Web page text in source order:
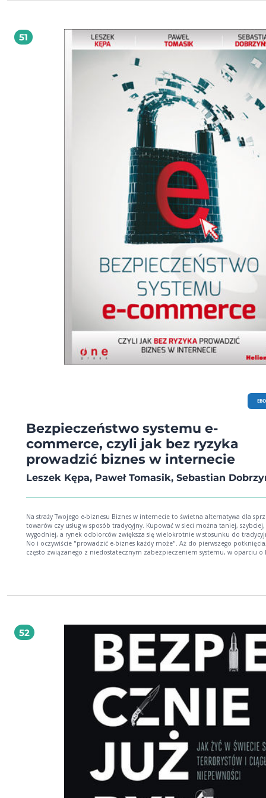
do wyboru identyczne z jego punktu widzenia oferty dwóch konkurencyjnych
wybierze tę, która bardziej do niego przemówi. Nagrodzi zakupem
szczerze i otwarcie rozpocznie dialog, a także z pokorą wysłucha opinii o sobie
Książka, którą trzymasz w ręku, stanowi świetny początek dialogu, jaki
rynkiem. Autor w niezobowiązujący i dowcipny sposób przedstawia praktyczne
spojrzenie na zmieniające się relacje firm z konsumentami. Przekonaj się, że
społecznościowe są przyszłością marketingu, a nie tylko przelotną modą.
zestaw konkretnych informacji oraz przykładów z życia, dzięki którym nie tylko
dowiesz się, co się sprawdza (a co nie), lecz również jakie podejmować
obszarze marketingu szeptanego i społecznościowego. Wirusowe materiały
opracowane na zlecenie jego klientów zostały wyświetlone ponad 60
wygenerowały bardzo duże przychody. Stratten pojawia się w takich serwisach,
Mashable.com i CNN.com. Piszą o nim "Wall Street Journal", "USA Today" oraz
"FastCompany". Prowadzi wykłady i doradza na całym świecie w zakresie
skuteczniejszych metod budowania przez firmy relacji z ich bieżącymi oraz
potencjalnymi klientami z wykorzystaniem mediów społecznościowych czy
marketingu wirusowego… oraz starej dobrej sztuki rozmawiania. [WSTAW IMIĘ]
napisał przełomowe dzieło dla [WSTAW NAZWĘ BRANŻY]. Rzuć wszystko i
tę książkę!słynny autor, który nie przeczytał tej książki Ten autor zapłacił 8 tysięcy
dolarów za udział w moim programie pisania bestsellerów. Niniejsza recenzja
element wykupionego pakietu usług. Oto onaautor bestsellerów, który napisał
recenzje wszystkich książek biznesowych dostępnych na rynku W tej książce znajdziesz
naprawdę dużo słów dyrektor generalny firmy z listy Fortune 500, który znalazł się na
To najlepsza książka biznesowa na świecie, oprócz mojejautor, który pisze
tylko recenzentom jego książek Nie wierz każdej recenzji, którą czytasz!
51
Bezpieczeństwo systemu e-
commerce, czyli jak bez ryzyka
prowadzić biznes w internecie
Leszek Kępa, Paweł Tomasik, Sebastian
Na straży Twojego e-biznesu Biznes w internecie to świetna alternatywa dla sprzedaży
towarów czy usług w sposób tradycyjny. Kupować w sieci można taniej, szybciej,
wygodniej, a rynek odbiorców zwiększa się wielokrotnie w stosunku do
No i oczywiście "prowadzić e-biznes każdy może". Aż do pierwszego
często związanego z niedostatecznym zabezpieczeniem systemu, w oparciu o
będzie dostarczony, tym szybciej zacznie przynosić firmie zyski. Materia
czy analityków rozumie prawne aspekty prowadzenia przedsiębiorstwa e-
W książce Bezpieczeństwo systemu e-commerce znajdziesz przede wszystkim
informacje o mechanizmach prewencyjnych, czyli możliwych sposobach
zabezpieczania systemu. Poznasz także wymogi prawne obowiązujące osoby
handlujące przez internet. Autorzy rozpatrują je od strony aplikacji e-
także szerzej (opisują m.in. kwestię zapisów w regulaminie sklepu
naciskiem na aspekty praktyczne, pomocna przy projektowaniu rozwiązań na
małych i średnich przedsiębiorców. dr Stefan Szyszko, polski i unijny ekspert w
dziedzinie ochrony informacji, ze szczególnym uwzględnieniem ochrony
osobowych w sektorze ubezpieczeniowym Informacje zawarte w tym opracowaniu
mogą przydać się przedsiębiorcom zamierzającym wejść ze swoją ofertą w
rozwiązań internetowych lub zmieniającym sposób świadczenia usług. Mogą
się też administratorom wdrażającym i eksploatującym systemy e commerce
służyć jako przewodnik osobom zainteresowanym ochroną informacji w
Klasa, specjalista informatyki śledczej Publikacja z pewnością przyczyni się do rozwoju
kultury bezpieczeństwa informacyjnego. To bardzo ważna książka dla
zaangażowanych w biznes online, zarówno tych prowadzących sklepy
jak i przygotowujących dla nich aplikacje i rozwiązania informatyczne. Marcin
52